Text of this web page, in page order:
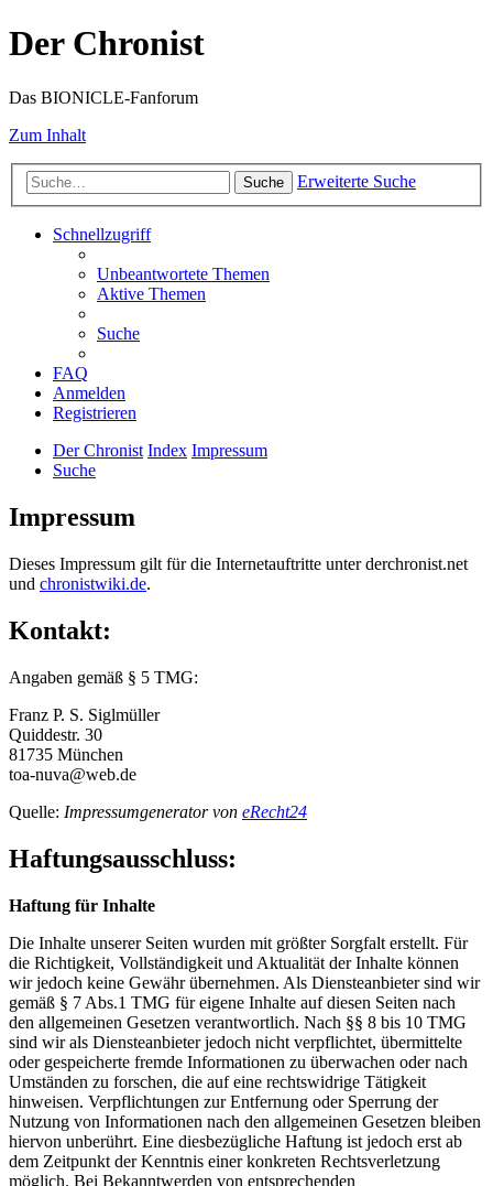
Der Chronist
Das BIONICLE-Fanforum
Zum Inhalt
Suche Erweiterte Suche
Schnellzugriff
Unbeantwortete Themen
Aktive Themen
Suche
FAQ
Anmelden
Registrieren
Der Chronist Index Impressum
Suche
Impressum
Dieses Impressum gilt für die Internetauftritte unter derchronist.net
und chronistwiki.de.
Kontakt:
Angaben gemäß § 5 TMG:
Franz P. S. Siglmüller
Quiddestr. 30
81735 München
toa-nuva@web.de
Quelle: Impressumgenerator von eRecht24
Haftungsausschluss:
Haftung für Inhalte
Die Inhalte unserer Seiten wurden mit größter Sorgfalt erstellt. Für
die Richtigkeit, Vollständigkeit und Aktualität der Inhalte können
wir jedoch keine Gewähr übernehmen. Als Diensteanbieter sind wir
gemäß § 7 Abs.1 TMG für eigene Inhalte auf diesen Seiten nach
den allgemeinen Gesetzen verantwortlich. Nach §§ 8 bis 10 TMG
sind wir als Diensteanbieter jedoch nicht verpflichtet, übermittelte
oder gespeicherte fremde Informationen zu überwachen oder nach
Umständen zu forschen, die auf eine rechtswidrige Tätigkeit
hinweisen. Verpflichtungen zur Entfernung oder Sperrung der
Nutzung von Informationen nach den allgemeinen Gesetzen bleiben
hiervon unberührt. Eine diesbezügliche Haftung ist jedoch erst ab
dem Zeitpunkt der Kenntnis einer konkreten Rechtsverletzung
möglich. Bei Bekanntwerden von entsprechenden